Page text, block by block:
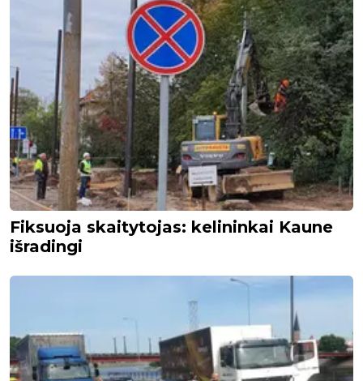
Fiksuoja skaitytojas: kelininkai Kaune
išradingi